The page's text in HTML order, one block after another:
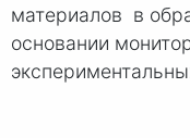
материалов в
основании